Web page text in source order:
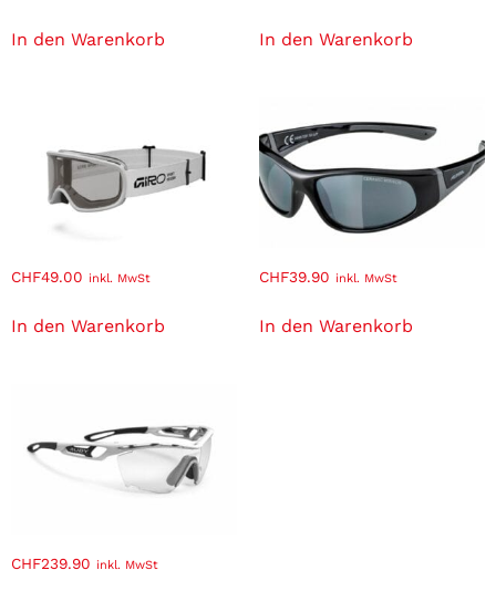
In den Warenkorb In den Warenkorb
CHF49.00 inkl. MwSt
In den Warenkorb
CHF39.90 inkl. MwSt
In den Warenkorb
CHF239.90 inkl. MwSt